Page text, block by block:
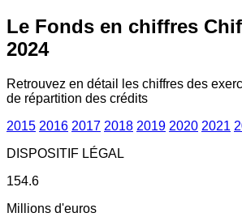
Le Fonds en chiffres
2024
Retrouvez en détail les chiffres des
de répartition des crédits
2015 2016 2017 2018 2019 2020 2021
DISPOSITIF LÉGAL
154.6
Millions d'euros